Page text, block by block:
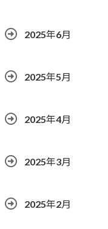
2025年6月
2025年5月
2025年4月
2025年3月
2025年2月